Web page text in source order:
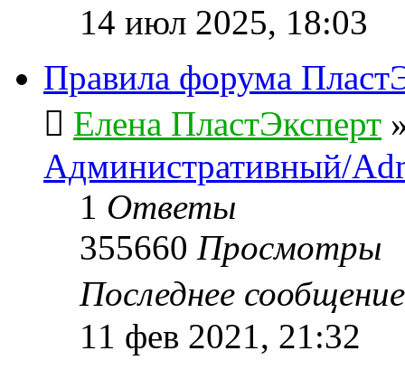
14 июл 2025, 18:03
Правила форума
Елена ПластЭксперт
Административный/
1 Ответы
355660 Просмотры
Последнее
11 фев 2021, 21:32